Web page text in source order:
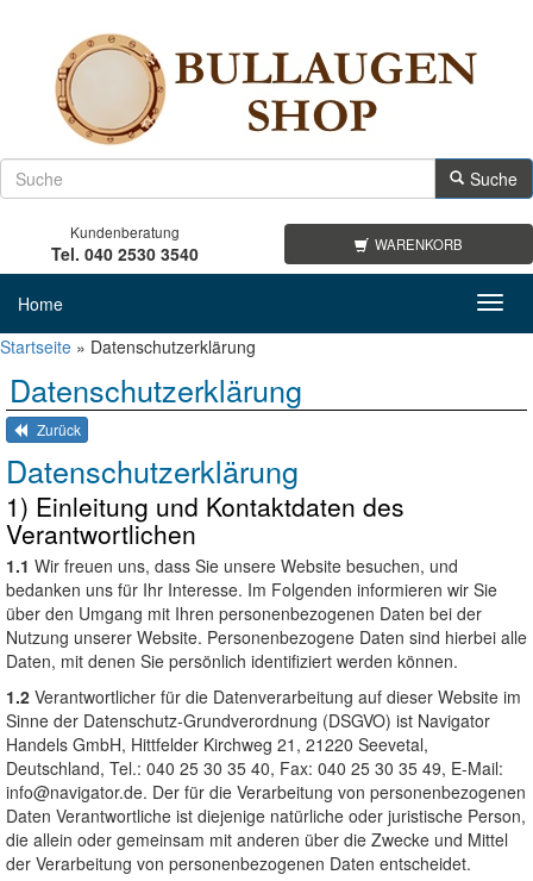
Suche
Kundenberatung
Tel. 040 2530 3540 WARENKORB
Home
Startseite » Datenschutzerklärung
Datenschutzerklärung
Zurück
Datenschutzerklärung
1) Einleitung und Kontaktdaten des
Verantwortlichen
1.1 Wir freuen uns, dass Sie unsere Website besuchen, und
bedanken uns für Ihr Interesse. Im Folgenden informieren wir Sie
über den Umgang mit Ihren personenbezogenen Daten bei der
Nutzung unserer Website. Personenbezogene Daten sind hierbei alle
Daten, mit denen Sie persönlich identifiziert werden können.
1.2 Verantwortlicher für die Datenverarbeitung auf dieser Website im
Sinne der Datenschutz-Grundverordnung (DSGVO) ist Navigator
Handels GmbH, Hittfelder Kirchweg 21, 21220 Seevetal,
Deutschland, Tel.: 040 25 30 35 40, Fax: 040 25 30 35 49, E-Mail:
info@navigator.de. Der für die Verarbeitung von personenbezogenen
Daten Verantwortliche ist diejenige natürliche oder juristische Person,
die allein oder gemeinsam mit anderen über die Zwecke und Mittel
der Verarbeitung von personenbezogenen Daten entscheidet.